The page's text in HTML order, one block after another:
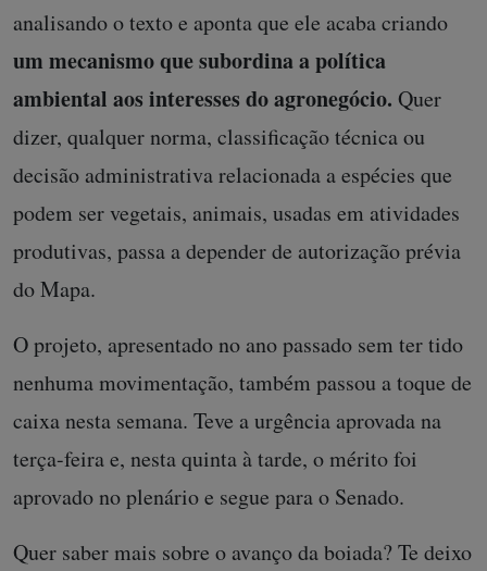
analisando o texto e aponta que ele acaba criando
um mecanismo que subordina a política
ambiental aos interesses do agronegócio. Quer
dizer, qualquer norma, classificação técnica ou
decisão administrativa relacionada a espécies que
podem ser vegetais, animais, usadas em atividades
produtivas, passa a depender de autorização prévia
do Mapa.
O projeto, apresentado no ano passado sem ter tido
nenhuma movimentação, também passou a toque de
caixa nesta semana. Teve a urgência aprovada na
terça-feira e, nesta quinta à tarde, o mérito foi
aprovado no plenário e segue para o Senado.
Quer saber mais sobre o avanço da boiada? Te deixo